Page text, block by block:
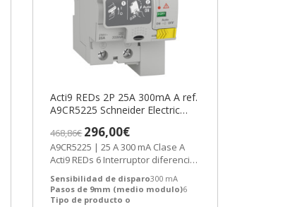
Acti9 REDs 2P 25A 300mA A ref.
A9CR5225 Schneider Electric
468,86€296,00€
A9CR5225 | 25 A 300 mA Clase A
Acti9 REDs 6 Interruptor diferencial
Sensibilidad de disparo300 mA
Pasos de 9mm (medio modulo)6
Tipo de producto o